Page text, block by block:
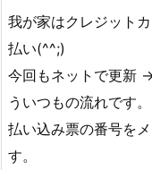
我が家はクレジット
払い(^^;)
今回もネットで更新
ういつもの流れです。
払い込み票の番号を
す。